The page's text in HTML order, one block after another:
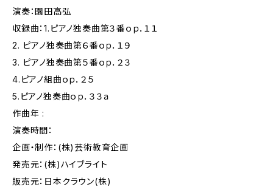
演奏：園田高弘
収録曲：1.ピアノ独奏曲第３番ｏｐ．１１
2. ピアノ独奏曲第６番ｏｐ．１９
3. ピアノ独奏曲第５番ｏｐ．２３
4.ピアノ組曲ｏｐ．２５
5.ピアノ独奏曲ｏｐ．３３ａ
作曲年 :
演奏時間：
企画・制作：(株)芸術教育企画
発売元：(株)ハイブライト
販売元：日本クラウン(株)